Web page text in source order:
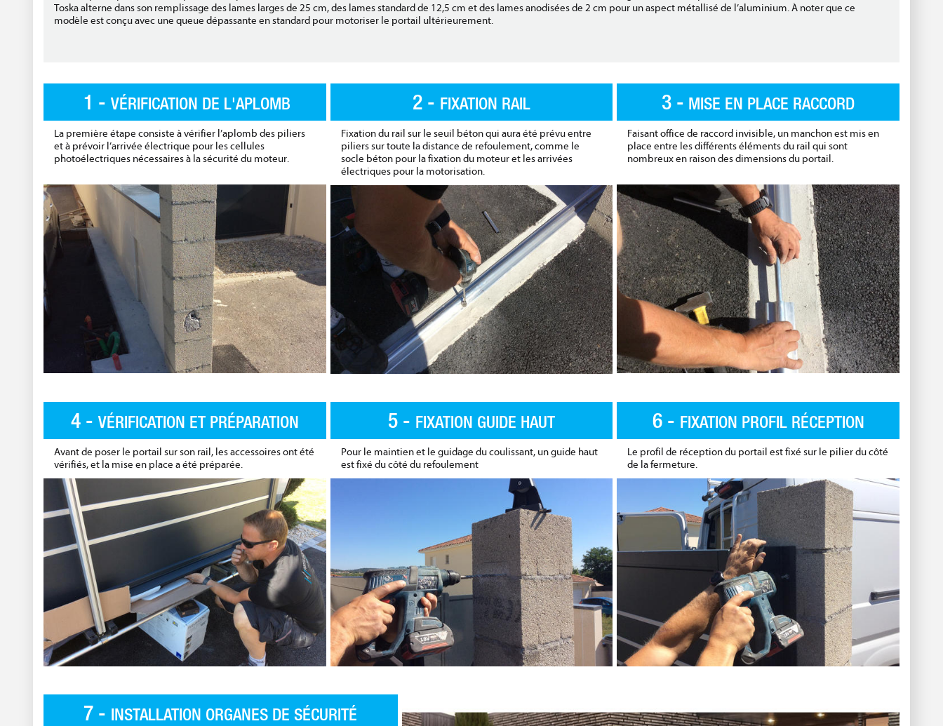
Toska alterne dans son remplissage des lames larges de 25 cm, des lames standard de 12,5 cm et des lames anodisées de 2 cm pour un aspect métallisé de l’aluminium. À noter que ce
modèle est conçu avec une queue dépassante en standard pour motoriser le portail ultérieurement.
1 -VÉRIFICATION DE L'APLOMB
La première étape consiste à vérifier l’aplomb des piliers
et à prévoir l’arrivée électrique pour les cellules
photoélectriques nécessaires à la sécurité du moteur.
2 - FIXATION RAIL
Fixation du rail sur le seuil béton qui aura été prévu entre
piliers sur toute la distance de refoulement, comme le
socle béton pour la fixation du moteur et les arrivées
électriques pour la motorisation.
3 - MISE EN PLACE RACCORD
Faisant office de raccord invisible, un manchon est mis en
place entre les différents éléments du rail qui sont
nombreux en raison des dimensions du portail.
4 - VÉRIFICATION ET PRÉPARATION
Avant de poser le portail sur son rail, les accessoires ont été
vérifiés, et la mise en place a été préparée.
5 - FIXATION GUIDE HAUT
Pour le maintien et le guidage du coulissant, un guide haut
est fixé du côté du refoulement
6 - FIXATION PROFIL RÉCEPTION
Le profil de réception du portail est fixé sur le pilier du côté
de la fermeture.
7 - INSTALLATION ORGANES DE SÉCURITÉ